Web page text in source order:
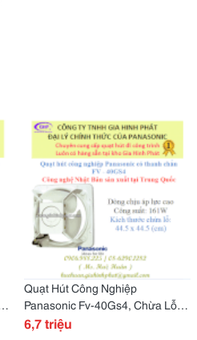
Quạt Hút Công Nghiệp
Panasonic Fv-40Gs4, Chừa Lỗ
Tường 44.5 X 44.5
6,7 triệu